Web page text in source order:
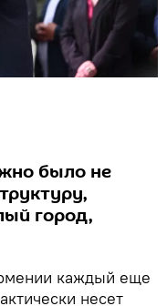
было не
город,
каждый еще
несет